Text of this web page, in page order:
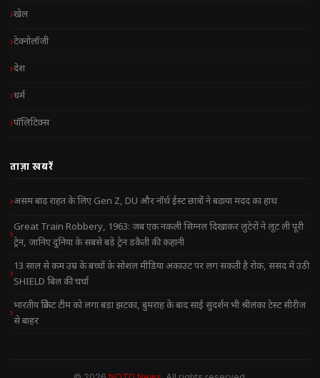
खेल
टेक्नोलॉजी
देश
धर्म
पॉलिटिक्स
ताज़ा खबरें
असम बाढ़ राहत के लिए Gen Z, DU और नॉर्थ ईस्ट छात्रों ने बढ़ाया मदद का हाथ
Great Train Robbery, 1963: जब एक नकली सिग्नल दिखाकर लुटेरों ने लूट ली पूरी
ट्रेन, जानिए दुनिया के सबसे बड़े ट्रेन डकैती की कहानी
13 साल से कम उम्र के बच्चों के सोशल मीडिया अकाउंट पर लग सकती है रोक, संसद में उठी
SHIELD बिल की चर्चा
भारतीय क्रिकेट टीम को लगा बड़ा झटका, बुमराह के बाद साई सुदर्शन भी श्रीलंका टेस्ट सीरीज
से बाहर